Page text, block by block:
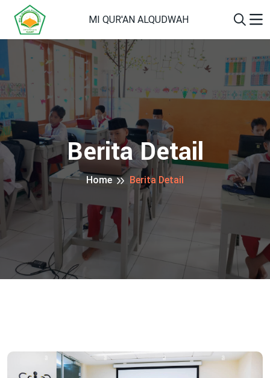
MI QUR'AN ALQUDWAH
Berita Detail
Home Berita Detail